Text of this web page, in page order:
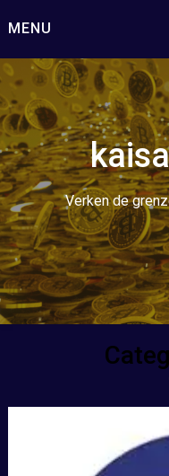
naar
inhoud
MENU
Verken de